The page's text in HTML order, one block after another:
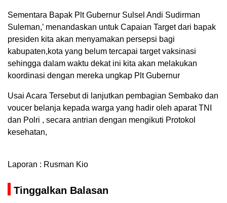
Sementara Bapak Plt Gubernur Sulsel Andi Sudirman
Suleman,’ menandaskan untuk Capaian Target dari bapak
presiden kita akan menyamakan persepsi bagi
kabupaten,kota yang belum tercapai target vaksinasi
sehingga dalam waktu dekat ini kita akan melakukan
koordinasi dengan mereka ungkap Plt Gubernur
Usai Acara Tersebut di lanjutkan pembagian Sembako dan
voucer belanja kepada warga yang hadir oleh aparat TNI
dan Polri , secara antrian dengan mengikuti Protokol
kesehatan,
Laporan : Rusman Kio
Tinggalkan Balasan